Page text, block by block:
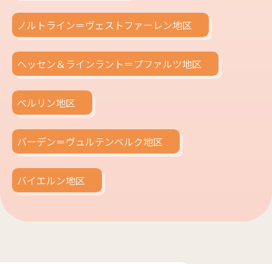
ノルトライン＝ヴェストファーレン地区
ヘッセン＆ラインラント＝プファルツ地区
ベルリン地区
バーデン＝ヴュルテンベルク地区
バイエルン地区